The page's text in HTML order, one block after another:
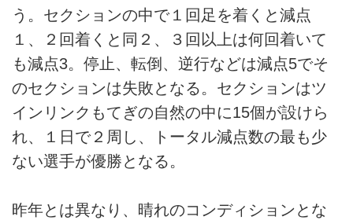
う。セクションの中で１回足を着くと減点
１、２回着くと同２、３回以上は何回着いて
も減点3。停止、転倒、逆行などは減点5でそ
のセクションは失敗となる。セクションはツ
インリンクもてぎの自然の中に15個が設けら
れ、１日で２周し、トータル減点数の最も少
ない選手が優勝となる。
昨年とは異なり、晴れのコンディションとな